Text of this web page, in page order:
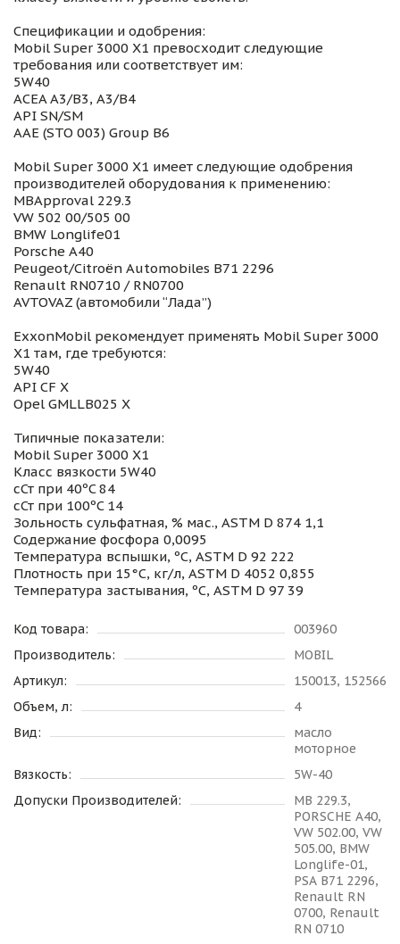
Спецификации и одобрения:
Mobil Super 3000 X1 превосходит следующие
требования или соответствует им:
5W40
ACEA A3/B3, A3/B4
API SN/SM
AAE (STO 003) Group B6
Mobil Super 3000 X1 имеет следующие одобрения
производителей оборудования к применению:
MBApproval 229.3
VW 502 00/505 00
BMW Longlife01
Porsche A40
Peugeot/Citroën Automobiles B71 2296
Renault RN0710 / RN0700
AVTOVAZ (автомобили “Лада”)
ExxonMobil рекомендует применять Mobil Super 3000
X1 там, где требуются:
5W40
API CF X
Opel GMLLB025 X
Типичные показатели:
Mobil Super 3000 X1
Класс вязкости 5W40
сСт при 40ºC 84
сСт при 100ºC 14
Зольность сульфатная, % мас., ASTM D 874 1,1
Содержание фосфора 0,0095
Температура вспышки, ºC, ASTM D 92 222
Плотность при 15°C, кг/л, ASTM D 4052 0,855
Температура застывания, ºC, ASTM D 97 39
Код товара:
003960
Производитель:
MOBIL
Артикул:
150013, 152566
Объем, л:
4
Вид:
масло
моторное
Вязкость:
5W-40
Допуски Производителей:
MB 229.3,
PORSCHE A40,
VW 502.00, VW
505.00, BMW
Longlife-01,
PSA B71 2296,
Renault RN
0700, Renault
RN 0710